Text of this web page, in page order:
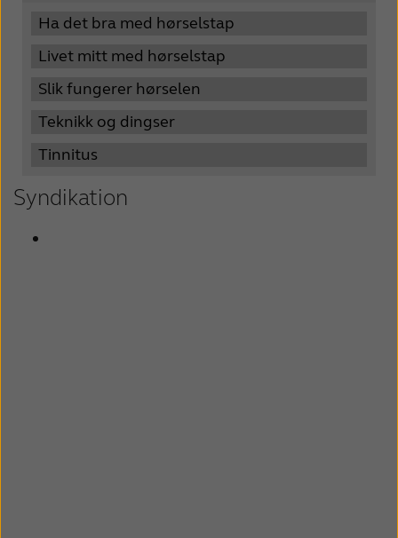
Ha det bra med hørselstap
Livet mitt med hørselstap
Slik fungerer hørselen
Teknikk og dingser
Tinnitus
Syndikation